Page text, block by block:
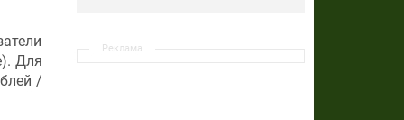
Реклама
Для
/